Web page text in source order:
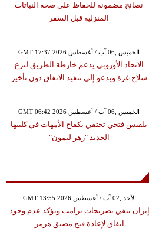
نصائح مضمونة للحفاظ على صحة النباتات
المنزلية قبل السفر
GMT 17:37 2026 الخميس ,06 آب / أغسطس
الاتحاد الأوروبي يدعم خارطة الطريق لنزع
سلاح غزة ويدعو إلى تنفيذ الاتفاق دون تأخير
GMT 06:42 2026 الخميس ,06 آب / أغسطس
بلقيس فتحي تحتفي بكفاح الأمهات في كليبها
الجديد "زهر ليمون"
GMT 13:55 2026 الأحد ,02 آب / أغسطس
إيران تنفي تصريحات ترامب وتؤكد عدم وجود
اتفاق لإعادة فتح مضيق هرمز